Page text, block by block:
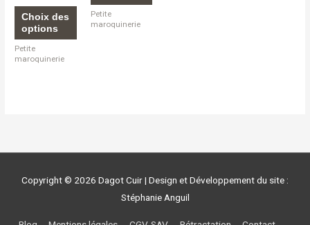
Choix des
options
page
produit
Petite
maroquinerie
Petite
maroquinerie
Copyright © 2026 Dagot Cuir| Design et Développement du site :
Stéphanie Anguil